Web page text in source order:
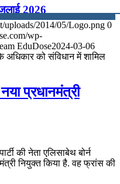
2026
2026
2026
2026
uploads/2014/05/Logo.png 0
wp-
EduDose2024-03-06
अधिकार को संविधान में शामिल
प्रधानमंत्री
की नेता एलिसाबेथ बोर्न
नियुक्त किया है. वह फ्रांस की